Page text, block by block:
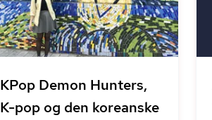
KPop Demon Hunters,
K-pop og den koreanske